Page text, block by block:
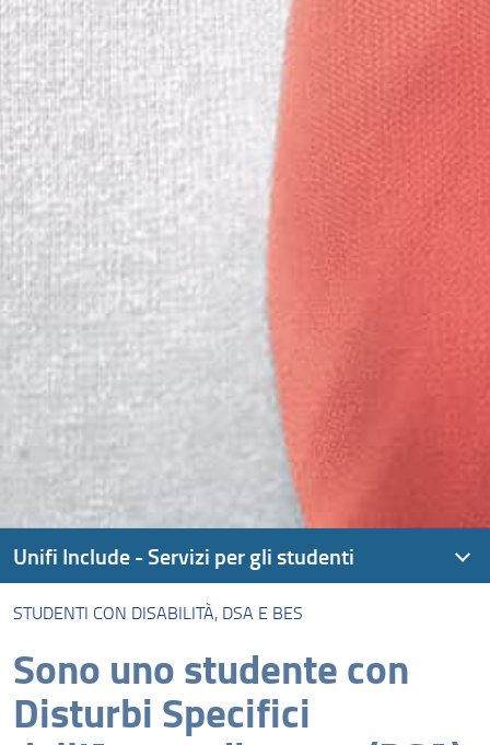
STUDENTI CON DISABILITÀ, DSA E BES
Sono uno studente con
Disturbi Specifici
Unifi Include - Servizi per gli studenti
Cos’è Unifi Include
Studenti con disabilità, DSA e BES
Carriera alias